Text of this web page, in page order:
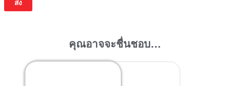
คุณอาจจะชื่นชอบ…